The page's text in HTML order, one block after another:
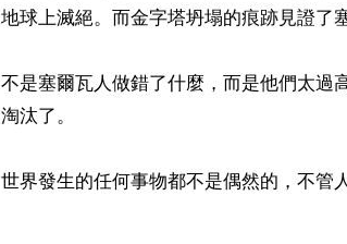
地球上滅絕。而金字塔坍塌的痕跡見證了
不是塞爾瓦人做錯了什麼，而是他們太過
淘汰了。
世界發生的任何事物都不是偶然的，不管